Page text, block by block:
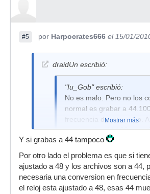
#5 por Harpocrates666 el 15/01/
draidUn escribió:
"Iu_Gob" escribió:
No es malo. Pero no los
normal es grabar a
frecuencia de muestreo.
master irá a 44.100 para
es para video es cuando
normalmente los 48.000 y
Salu2
Mostrar más
Y si grabas a 44 tampoco
Por otro lado el problema es que si
ajustado a 48 y los archivos son a 44,
necesaria una conversion en
el reloj esta ajustado a 48, esas 44